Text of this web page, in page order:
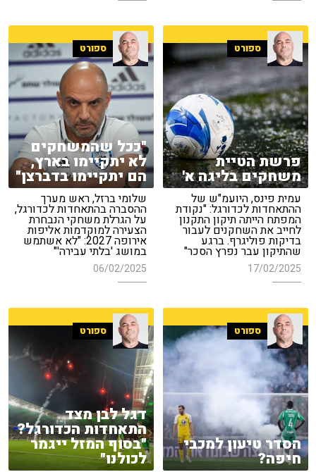
ספורט
פרשת הטיית
משחקים בליגה א'
עמית פינס, היועמ"ש של
ההתאחדות לכדורגל: "נקודת
המפתח הייתה תיקון התקנון
לחייב את השחקנים לעבור
בדיקות פוליגרף. ברגע
שהתיקון עבר נפרץ הסכר"
17/02/2025
ספורט
"ככל שהמשחקים
לא יתקיימו בארץ,
הם יתקיימו בדברצן"
שלומי ברזל, ראש מערך
ההסברה בהתאחדות לכדורגל,
על הגרלת משחקי הנבחרת
הצעירה למוקדמות אליפות
אירופה 2027: "לא אשתמש
במושג 'בלתי עבירה'"
06/02/2025
ספורט
הסדר טיעון למכבי
חיפה?
ספורט
דגל לבן מצד
התאחדות הכדורגל?
"בסוף המזל ייגמר
לכולנו"